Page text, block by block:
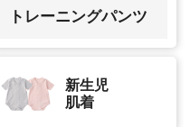
トレーニングパンツ
新生児
肌着